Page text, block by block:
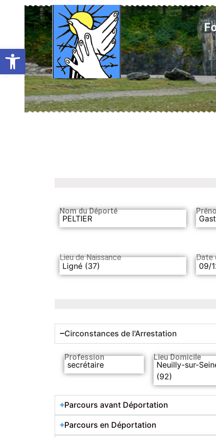
Ouvrir la barre d’outils
Nom du Déporté
PELTIER
Lieu de Naissance
Ligné (37)
Date
09/
Circonstances de l'Arrestation
Profession
secrétaire
Lieu Domicile
Neuilly-sur-
(92)
Parcours avant Déportation
Parcours en Déportation